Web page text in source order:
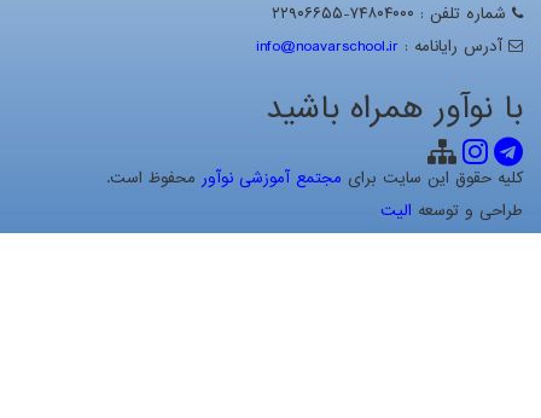
شماره تلفن : ۷۴۸۰۴۰۰۰-۲۲۹۰۶۶۵۵
آدرس رايانامه : info@noavarschool.ir
با نوآور همراه باشید
کلیه حقوق این سایت برای مجتمع آموزشی نوآور محفوظ است.
طراحی و توسعه الیت